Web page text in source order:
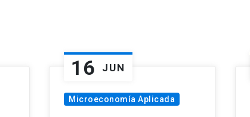
16 JUN
Microeconomía Aplicada